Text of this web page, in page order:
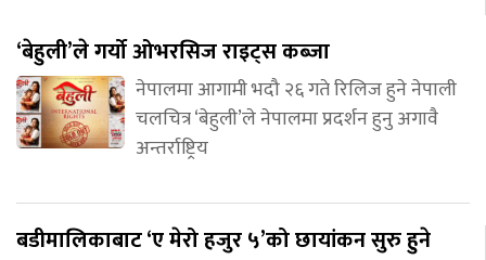
‘बेहुली’ले गर्यो ओभरसिज राइट्स कब्जा
नेपालमा आगामी भदौ २६ गते रिलिज हुने नेपाली
चलचित्र ‘बेहुली’ले नेपालमा प्रदर्शन हुनु अगावै
अन्तर्राष्ट्रिय
बडीमालिकाबाट ‘ए मेरो हजुर ५’को छायांकन सुरु हुने